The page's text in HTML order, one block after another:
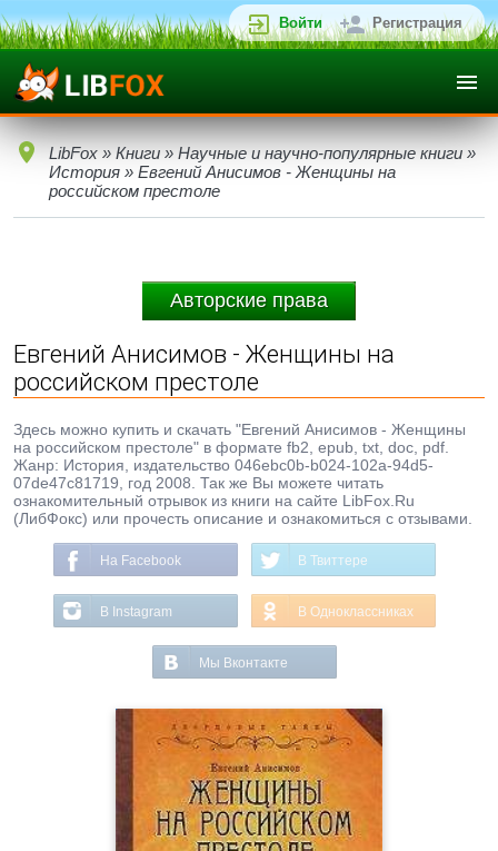
Войти Регистрация
LibFox » Книги » Научные и научно-популярные книги »
История » Евгений Анисимов - Женщины на
российском престоле
Авторские права
Евгений Анисимов - Женщины на
российском престоле
Здесь можно купить и скачать "Евгений Анисимов - Женщины
на российском престоле" в формате fb2, epub, txt, doc, pdf.
Жанр: История, издательство 046ebc0b-b024-102a-94d5-
07de47c81719, год 2008. Так же Вы можете читать
ознакомительный отрывок из книги на сайте LibFox.Ru
(ЛибФокс) или прочесть описание и ознакомиться с отзывами.
На Facebook В Твиттере
В Instagram В Одноклассниках
Мы Вконтакте